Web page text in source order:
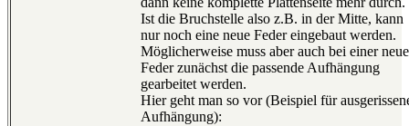
Ist die Bruchstelle also z.B. in der Mitte, kann
nur noch eine neue Feder eingebaut werden.
Möglicherweise muss aber auch bei einer
Feder zunächst die passende Aufhängung
gearbeitet werden.
Hier geht man so vor (Beispiel für
Aufhängung):